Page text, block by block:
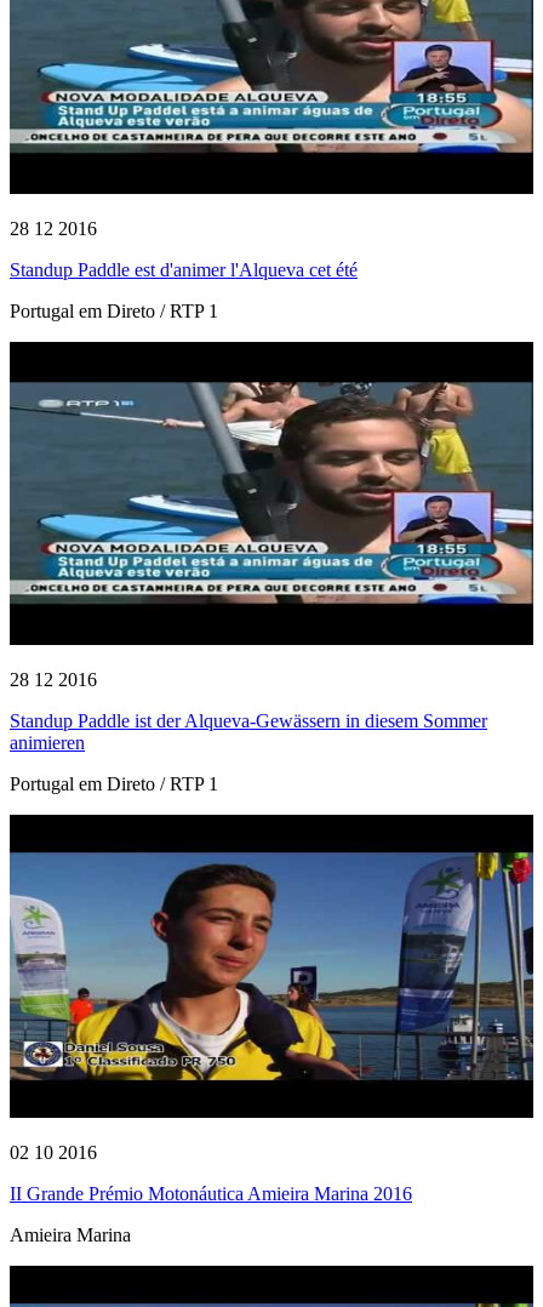
28 12 2016
Standup Paddle est d'animer l'Alqueva cet été
Portugal em Direto / RTP 1
28 12 2016
Standup Paddle ist der Alqueva-Gewässern in diesem Sommer
animieren
Portugal em Direto / RTP 1
02 10 2016
II Grande Prémio Motonáutica Amieira Marina 2016
Amieira Marina